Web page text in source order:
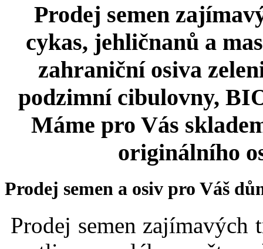
Prodej semen
cykas, jehličnanů a
zahraniční osiva
podzimní cibulovny,
Máme pro Vás
originálního
Prodej semen a osiv pro Váš
Prodej semen